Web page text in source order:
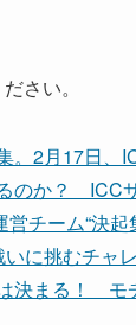
さい。
。2月17日、
のか？ ICC
チーム“決起
に挑むチャ
決まる！ モ